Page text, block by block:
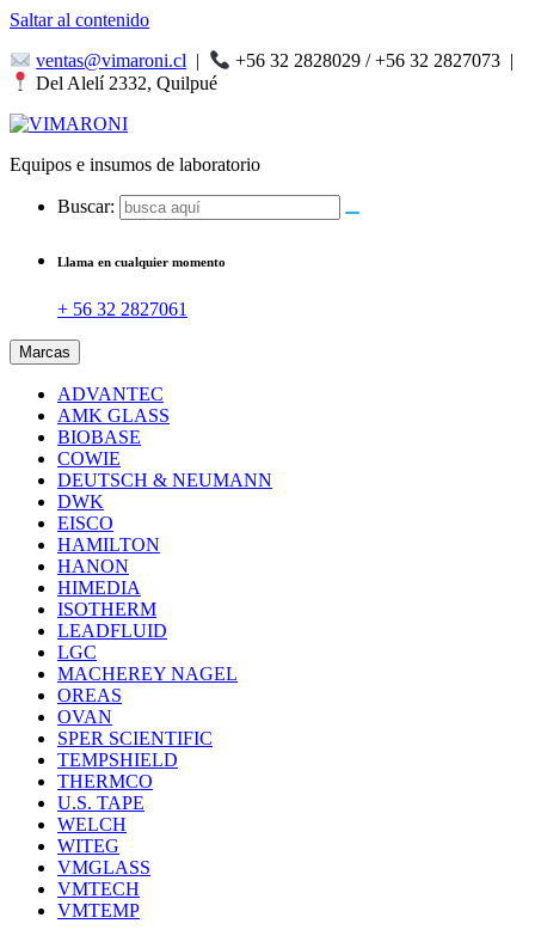
Saltar al contenido
ventas@vimaroni.cl | +56 32 2828029 / +56 32 2827073 |
Del Alelí 2332, Quilpué
Equipos e insumos de laboratorio
Buscar:
Llama en cualquier momento
+ 56 32 2827061
Marcas
ADVANTEC
AMK GLASS
BIOBASE
COWIE
DEUTSCH & NEUMANN
DWK
EISCO
HAMILTON
HANON
HIMEDIA
ISOTHERM
LEADFLUID
LGC
MACHEREY NAGEL
OREAS
OVAN
SPER SCIENTIFIC
TEMPSHIELD
THERMCO
U.S. TAPE
WELCH
WITEG
VMGLASS
VMTECH
VMTEMP